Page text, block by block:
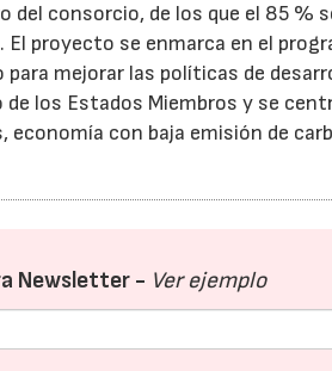
del consorcio, de los que el 85 %
El proyecto se enmarca en el
mejorar las políticas de
de los Estados Miembros y se
economía con baja emisión de
Newsletter - Ver ejemplo